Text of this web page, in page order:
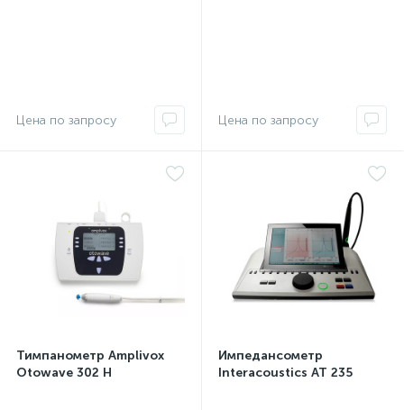
Цена по запросу Цена по запросу
Тимпанометр Amplivox
Otowave 302 H
Импедансометр
Interacoustics AT 235